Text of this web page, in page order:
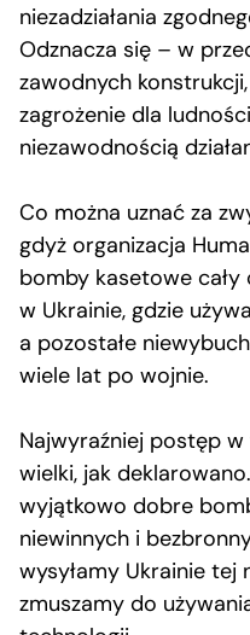
niezadziałania
Odznacza się – w
zawodnych
zagrożenie dla
niezawodnością
Co można uznać za
gdyż organizacja
bomby kasetowe cały
w Ukrainie, gdzie
a pozostałe
wiele lat po wojnie.
Najwyraźniej postęp
wielki, jak
wyjątkowo dobre
niewinnych i
wysyłamy Ukrainie tej
zmuszamy do